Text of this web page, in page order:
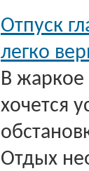
Отпуск
легко
В жаркое
хочется
Отдых